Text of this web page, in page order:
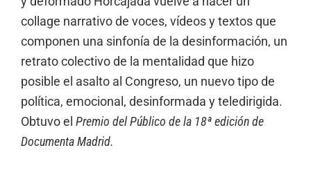
collage narrativo de voces, vídeos y textos que
componen una sinfonía de la desinformación, un
retrato colectivo de la mentalidad que hizo
posible el asalto al Congreso, un nuevo tipo de
política, emocional, desinformada y teledirigida.
Obtuvo el Premio del Público de la 18ª edición de
Documenta Madrid.